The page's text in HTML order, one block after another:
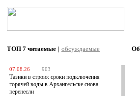
ТОП 7 читаемые | обсуждаемые
07.08.26 903
Тазики в строю: сроки подключения
горячей воды в Архангельске снова
перенесли